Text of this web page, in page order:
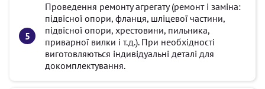
Проведення ремонту агрегату (ремонт і заміна:
підвісної опори, фланця, шліцевої частини,
підвісної опори, хрестовини, пильника,
приварної вилки і т.д.). При необхідності
виготовляються індивідуальні деталі для
докомплектування.